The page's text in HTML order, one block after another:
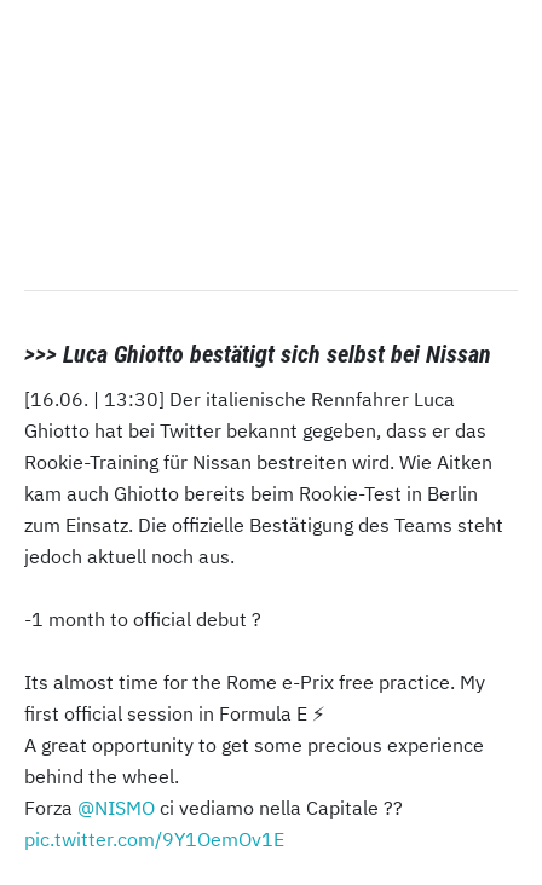
>>> Luca Ghiotto bestätigt sich selbst bei Nissan
[16.06. | 13:30] Der italienische Rennfahrer Luca
Ghiotto hat bei Twitter bekannt gegeben, dass er das
Rookie-Training für Nissan bestreiten wird. Wie Aitken
kam auch Ghiotto bereits beim Rookie-Test in Berlin
zum Einsatz. Die offizielle Bestätigung des Teams steht
jedoch aktuell noch aus.
-1 month to official debut ?
Its almost time for the Rome e-Prix free practice. My
first official session in Formula E ⚡️
A great opportunity to get some precious experience
behind the wheel.
Forza @NISMO ci vediamo nella Capitale ??
pic.twitter.com/9Y1OemOv1E